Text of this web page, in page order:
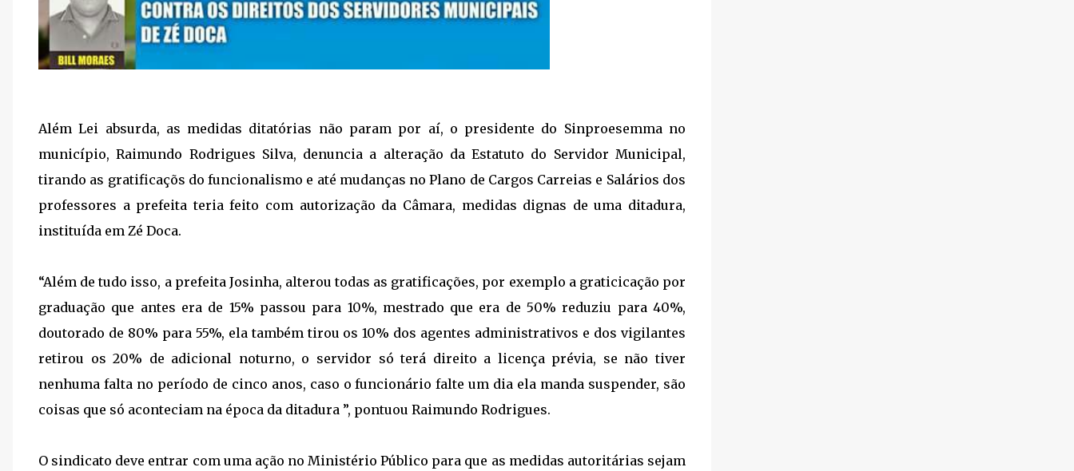
Além Lei absurda, as medidas ditatórias não param por aí, o presidente do Sinproesemma no
município, Raimundo Rodrigues Silva, denuncia a alteração da Estatuto do Servidor Municipal,
tirando as gratificaçõs do funcionalismo e até mudanças no Plano de Cargos Carreias e Salários dos
professores a prefeita teria feito com autorização da Câmara, medidas dignas de uma ditadura,
instituída em Zé Doca.
“Além de tudo isso, a prefeita Josinha, alterou todas as gratificações, por exemplo a graticicação por
graduação que antes era de 15% passou para 10%, mestrado que era de 50% reduziu para 40%,
doutorado de 80% para 55%, ela também tirou os 10% dos agentes administrativos e dos vigilantes
retirou os 20% de adicional noturno, o servidor só terá direito a licença prévia, se não tiver
nenhuma falta no período de cinco anos, caso o funcionário falte um dia ela manda suspender, são
coisas que só aconteciam na época da ditadura ”, pontuou Raimundo Rodrigues.
O sindicato deve entrar com uma ação no Ministério Público para que as medidas autoritárias sejam